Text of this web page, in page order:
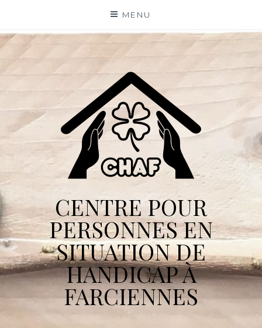
content
MENU
CENTRE POUR
PERSONNES EN
SITUATION DE
HANDICAP À
FARCIENNES